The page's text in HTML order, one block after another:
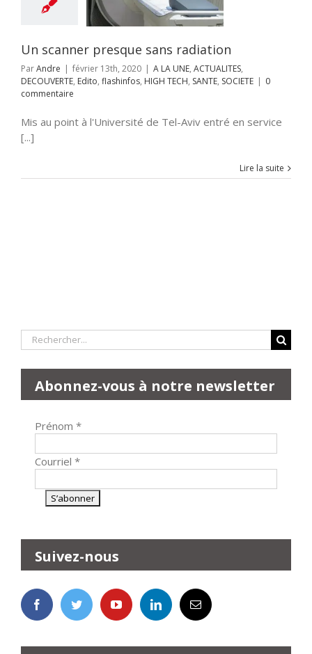
Edito
Un scanner presque sans radiation
ParAndre | février 13th, 2020 | A LA UNE, ACTUALITES,
DECOUVERTE, Edito, flashinfos, HIGH TECH, SANTE, SOCIETE | 0
commentaire
Mis au point à l'Université de Tel-Aviv entré en service
[...]
Lire la suite
Rechercher:
Abonnez-vous à notre newsletter
Prénom *
Courriel *
Suivez-nous